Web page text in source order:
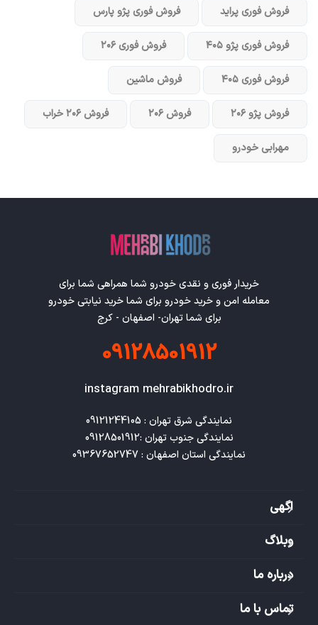
فروش فوری پراید فروش فوری پژو پارس
فروش فوری پژو ۴۰۵ فروش فوری ۲۰۶
فروش فوری ۴۰۵ فروش ماشین
فروش پژو ۲۰۶ فروش ۲۰۶ فروش ۲۰۶ خراب
مهرابی خودرو
خریدار فوری و نقدی خودرو شما همراهی شما برای
معامله امن و خرید خودرو برای شما خرید نیابتی خودرو
برای شما تهران- اصفهان - کرج
09128501912
instagram mehrabikhodro.ir
نمایندگی استان اصفهان : 09367652747
اگهی
وبلاگ
درباره ما
تماس با ما